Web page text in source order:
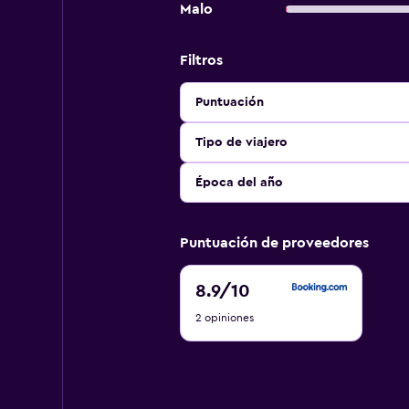
Malo
Filtros
Puntuación
Tipo de viajero
Época del año
Puntuación de proveedores
8.9/10
8.9
10
2 opiniones